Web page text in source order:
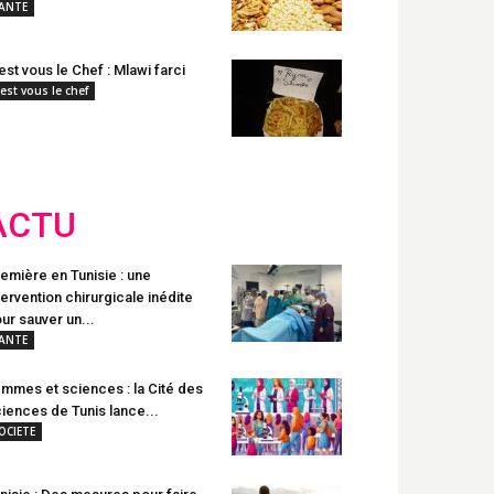
vous le Chef : Mlawi farci
vous le chef
en Tunisie : une
chirurgicale inédite
sauver un...
et sciences : la Cité des
de Tunis lance...